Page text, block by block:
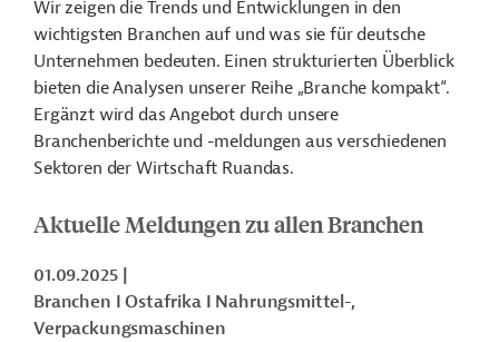
Wir zeigen die Trends und Entwicklungen in den
wichtigsten Branchen auf und was sie für deutsche
Unternehmen bedeuten. Einen strukturierten Überblick
bieten die Analysen unserer Reihe „Branche kompakt“.
Ergänzt wird das Angebot durch unsere
Branchenberichte und -meldungen aus verschiedenen
Sektoren der Wirtschaft Ruandas.
Aktuelle Meldungen zu allen Branchen
01.09.2025
Branchen I Ostafrika I Nahrungsmittel-,
Verpackungsmaschinen